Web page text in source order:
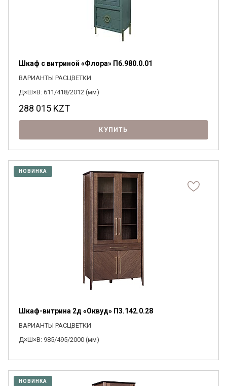
Шкаф с витриной «Флора» П6.980.0.01
ВАРИАНТЫ РАСЦВЕТКИ
Д×Ш×В: 611/418/2012 (мм)
288 015 KZT
КУПИТЬ
НОВИНКА
Шкаф-витрина 2д «Оквуд» П3.142.0.28
ВАРИАНТЫ РАСЦВЕТКИ
Д×Ш×В: 985/495/2000 (мм)
НОВИНКА